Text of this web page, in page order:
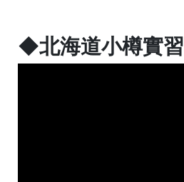
◆北海道小樽實習